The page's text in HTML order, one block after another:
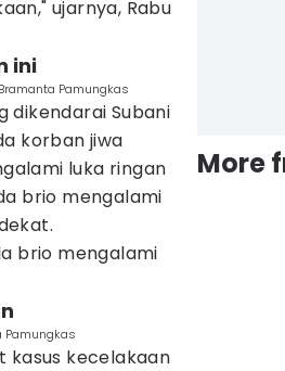
ujarnya, Rabu
ini
Pamungkas
Subani
korban jiwa
luka ringan
brio mengalami
brio mengalami
Pamungkas
kasus kecelakaan
More